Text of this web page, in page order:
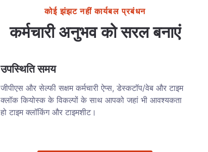
कोई झंझट नहीं कार्यबल प्रबंधन
कर्मचारी अनुभव को सरल बनाएं
उपस्थिति समय
जीपीएस और सेल्फी सक्षम कर्मचारी ऐप्स, डेस्कटॉप/वेब और टाइम
क्लॉक कियोस्क के विकल्पों के साथ आपको जहां भी आवश्यकता
हो टाइम क्लॉकिंग और टाइमशीट।